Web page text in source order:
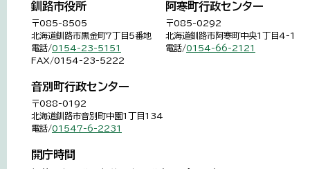
釧路市役所
〒085-8505
北海道釧路市黒金町7丁目5番地
電話/0154-23-5151
FAX/0154-23-5222
阿寒町行政センター
〒085-0292
北海道釧路市阿寒町中央1丁目4-1
電話/0154-66-2121
音別町行政センター
〒088-0192
北海道釧路市音別町中園1丁目134
電話/01547-6-2231
開庁時間